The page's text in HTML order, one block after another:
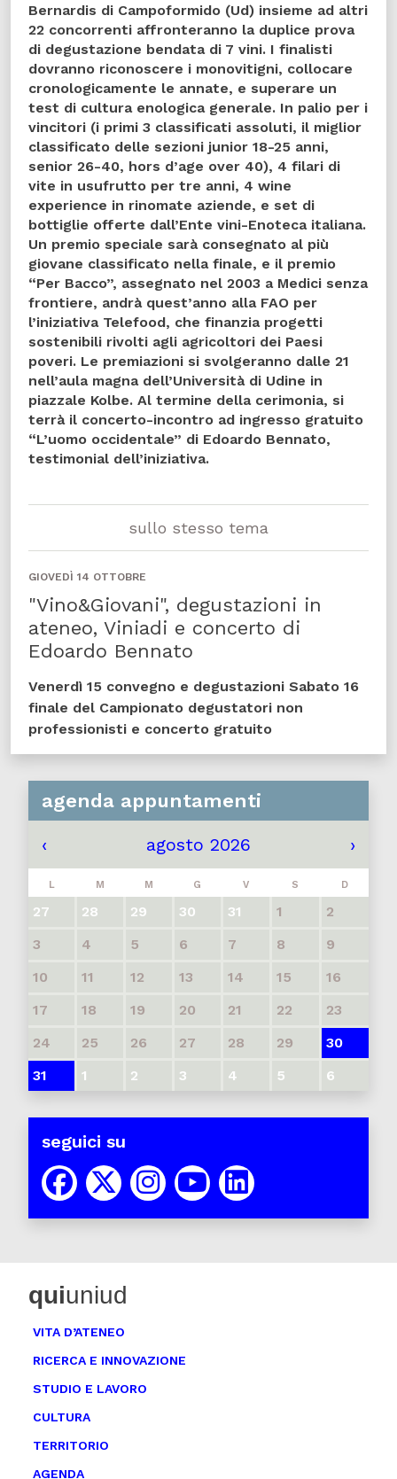
Bernardis di Campoformido (Ud) insieme ad altri
22 concorrenti affronteranno la duplice prova
di degustazione bendata di 7 vini. I finalisti
dovranno riconoscere i monovitigni, collocare
cronologicamente le annate, e superare un
test di cultura enologica generale. In palio per i
vincitori (i primi 3 classificati assoluti, il miglior
classificato delle sezioni junior 18-25 anni,
senior 26-40, hors d’age over 40), 4 filari di
vite in usufrutto per tre anni, 4 wine
experience in rinomate aziende, e set di
bottiglie offerte dall’Ente vini-Enoteca italiana.
Un premio speciale sarà consegnato al più
giovane classificato nella finale, e il premio
“Per Bacco”, assegnato nel 2003 a Medici senza
frontiere, andrà quest’anno alla FAO per
l’iniziativa Telefood, che finanzia progetti
sostenibili rivolti agli agricoltori dei Paesi
poveri. Le premiazioni si svolgeranno dalle 21
nell’aula magna dell’Università di Udine in
piazzale Kolbe. Al termine della cerimonia, si
terrà il concerto-incontro ad ingresso gratuito
“L’uomo occidentale” di Edoardo Bennato,
testimonial dell’iniziativa.
sullo stesso tema
GIOVEDÌ 14 OTTOBRE
"Vino&Giovani", degustazioni in
ateneo, Viniadi e concerto di
Edoardo Bennato
Venerdì 15 convegno e degustazioni Sabato 16
finale del Campionato degustatori non
professionisti e concerto gratuito
agenda appuntamenti
‹ agosto 2026 ›
L M M G V S D
27 28 29 30 31 1
2
3
4 5 6 7 8
9
10
11 12 13 14 15
16
17
18 19 20 21 22
23
24
25 26 27 28 29
30
31
1 2 3 4 5 6
seguici su
quiuniud
VITA D’ATENEO
RICERCA E INNOVAZIONE
STUDIO E LAVORO
CULTURA
TERRITORIO
AGENDA